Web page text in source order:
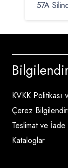
57A
KVKK Politikası
Çerez
Teslimat ve İade
Kataloglar